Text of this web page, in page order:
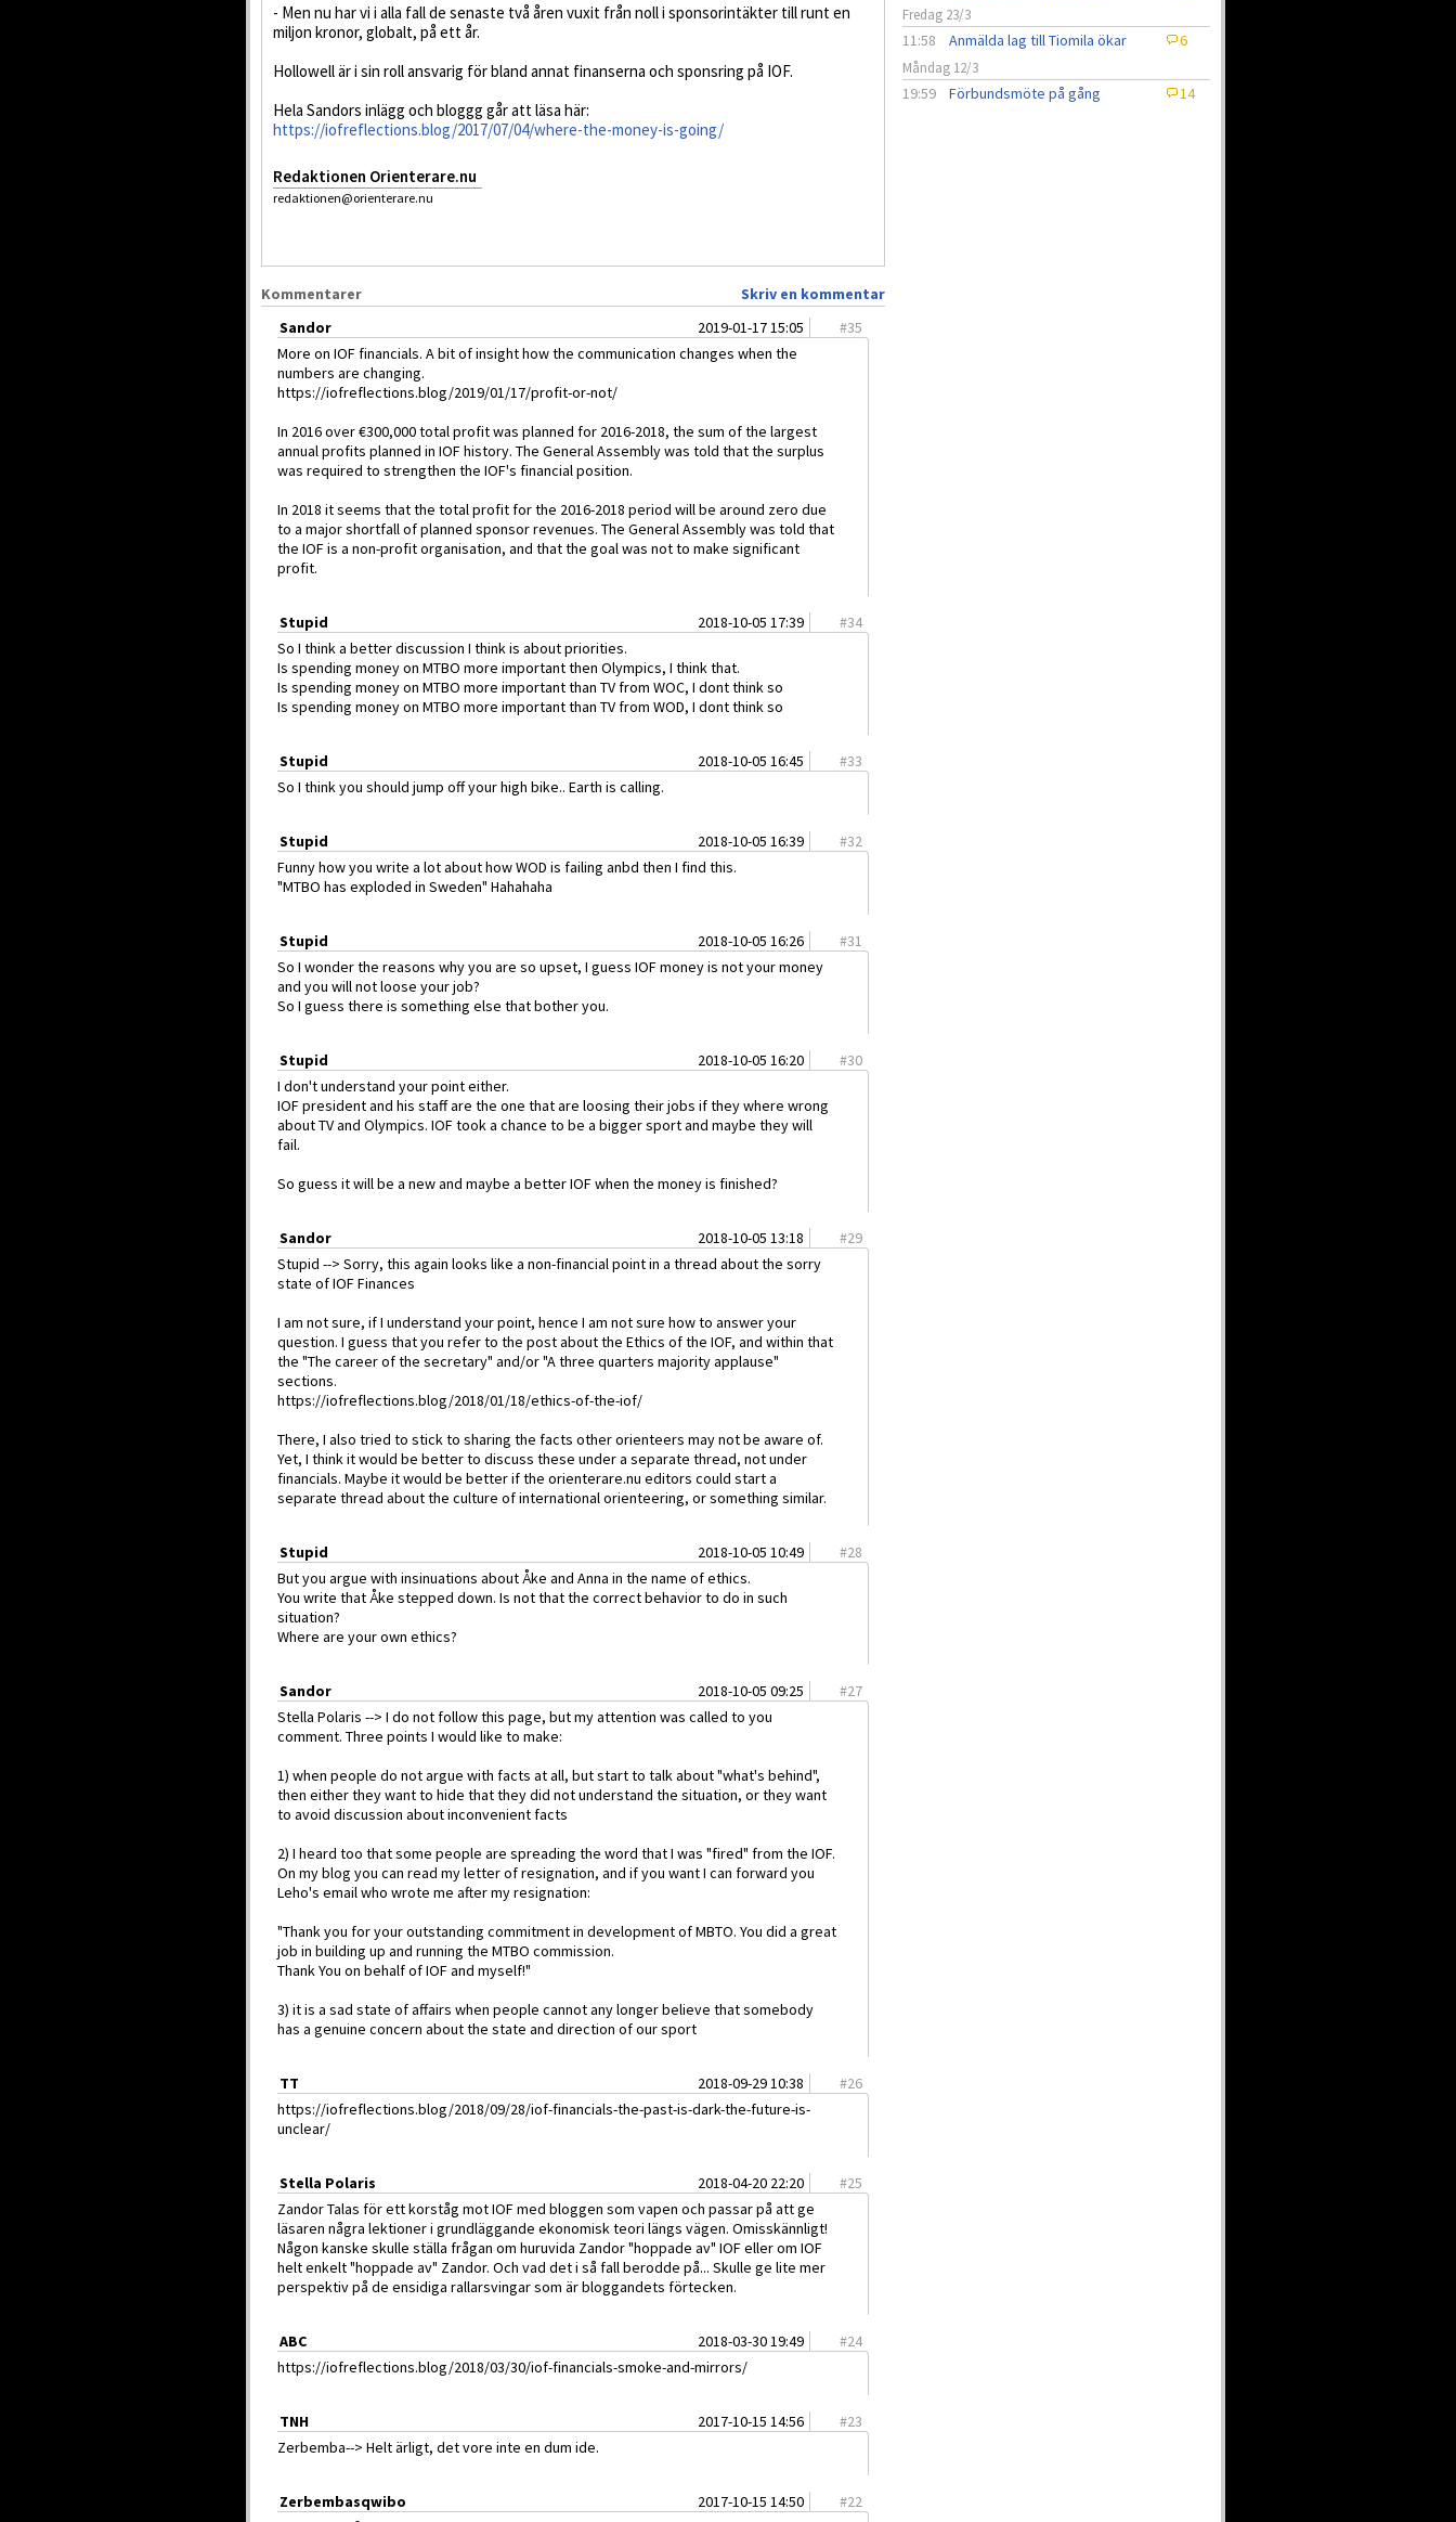
- Men nu har vi i alla fall de senaste två åren vuxit från noll i sponsorintäkter till runt en
miljon kronor, globalt, på ett år.
Hollowell är i sin roll ansvarig för bland annat finanserna och sponsring på IOF.
Hela Sandors inlägg och bloggg går att läsa här:
https://iofreflections.blog/2017/07/04/where-the-money-is-going/
Redaktionen Orienterare.nu
redaktionen@orienterare.nu
Skriv en kommentar
Kommentarer
Sandor
2019-01-17 15:05 #35
More on IOF financials. A bit of insight how the communication changes when the
numbers are changing.
https://iofreflections.blog/2019/01/17/profit-or-not/
In 2016 over €300,000 total profit was planned for 2016-2018, the sum of the largest
annual profits planned in IOF history. The General Assembly was told that the surplus
was required to strengthen the IOF's financial position.
In 2018 it seems that the total profit for the 2016-2018 period will be around zero due
to a major shortfall of planned sponsor revenues. The General Assembly was told that
the IOF is a non-profit organisation, and that the goal was not to make significant
profit.
Stupid 2018-10-05 17:39 #34
So I think a better discussion I think is about priorities.
Is spending money on MTBO more important then Olympics, I think that.
Is spending money on MTBO more important than TV from WOC, I dont think so
Is spending money on MTBO more important than TV from WOD, I dont think so
Stupid 2018-10-05 16:45 #33
So I think you should jump off your high bike.. Earth is calling.
Stupid 2018-10-05 16:39 #32
Funny how you write a lot about how WOD is failing anbd then I find this.
"MTBO has exploded in Sweden" Hahahaha
Stupid 2018-10-05 16:26 #31
So I wonder the reasons why you are so upset, I guess IOF money is not your money
and you will not loose your job?
So I guess there is something else that bother you.
Stupid 2018-10-05 16:20 #30
I don't understand your point either.
IOF president and his staff are the one that are loosing their jobs if they where wrong
about TV and Olympics. IOF took a chance to be a bigger sport and maybe they will
fail.
So guess it will be a new and maybe a better IOF when the money is finished?
Sandor 2018-10-05 13:18 #29
Stupid --> Sorry, this again looks like a non-financial point in a thread about the sorry
state of IOF Finances
I am not sure, if I understand your point, hence I am not sure how to answer your
question. I guess that you refer to the post about the Ethics of the IOF, and within that
the "The career of the secretary" and/or "A three quarters majority applause"
sections.
https://iofreflections.blog/2018/01/18/ethics-of-the-iof/
There, I also tried to stick to sharing the facts other orienteers may not be aware of.
Yet, I think it would be better to discuss these under a separate thread, not under
financials. Maybe it would be better if the orienterare.nu editors could start a
separate thread about the culture of international orienteering, or something similar.
Stupid 2018-10-05 10:49 #28
But you argue with insinuations about Åke and Anna in the name of ethics.
You write that Åke stepped down. Is not that the correct behavior to do in such
situation?
Where are your own ethics?
Sandor 2018-10-05 09:25 #27
Stella Polaris --> I do not follow this page, but my attention was called to you
comment. Three points I would like to make:
1) when people do not argue with facts at all, but start to talk about "what's behind",
then either they want to hide that they did not understand the situation, or they want
to avoid discussion about inconvenient facts
2) I heard too that some people are spreading the word that I was "fired" from the IOF.
On my blog you can read my letter of resignation, and if you want I can forward you
Leho's email who wrote me after my resignation:
"Thank you for your outstanding commitment in development of MBTO. You did a great
job in building up and running the MTBO commission.
Thank You on behalf of IOF and myself!"
3) it is a sad state of affairs when people cannot any longer believe that somebody
has a genuine concern about the state and direction of our sport
TT 2018-09-29 10:38 #26
https://iofreflections.blog/2018/09/28/iof-financials-the-past-is-dark-the-future-is-
unclear/
Stella Polaris 2018-04-20 22:20 #25
Zandor Talas för ett korståg mot IOF med bloggen som vapen och passar på att ge
läsaren några lektioner i grundläggande ekonomisk teori längs vägen. Omisskännligt!
Någon kanske skulle ställa frågan om huruvida Zandor "hoppade av" IOF eller om IOF
helt enkelt "hoppade av" Zandor. Och vad det i så fall berodde på... Skulle ge lite mer
perspektiv på de ensidiga rallarsvingar som är bloggandets förtecken.
ABC 2018-03-30 19:49 #24
https://iofreflections.blog/2018/03/30/iof-financials-smoke-and-mirrors/
TNH 2017-10-15 14:56 #23
Zerbemba--> Helt ärligt, det vore inte en dum ide.
Zerbembasqwibo 2017-10-15 14:50 #22
Fredag 23/3
11:58 Anmälda lag till Tiomila ökar 6
Måndag 12/3
19:59 Förbundsmöte på gång 14